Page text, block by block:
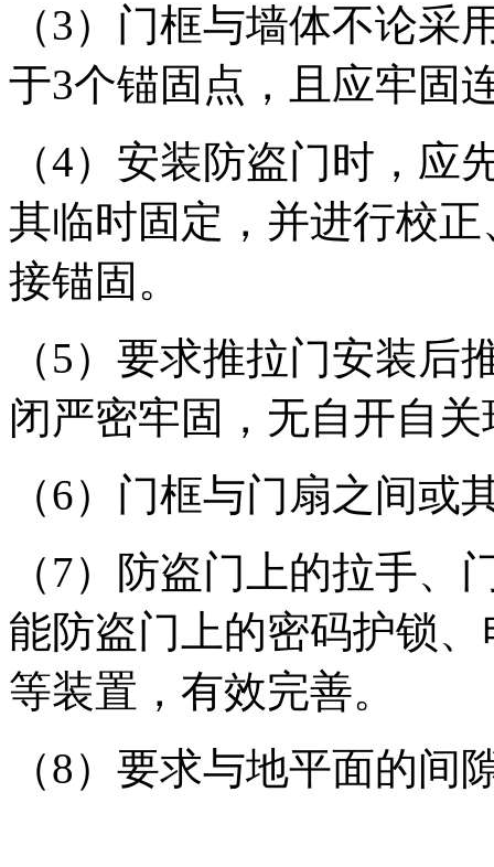
（3）门框与墙体不论
于3个锚固点，且应牢固
（4）安装防盗门时，
其临时固定，并进行校
接锚固。
（5）要求推拉门安装
闭严密牢固，无自开自关
（6）门框与门扇之间或
（7）防盗门上的拉手
能防盗门上的密码护锁
等装置，有效完善。
（8）要求与地平面的间